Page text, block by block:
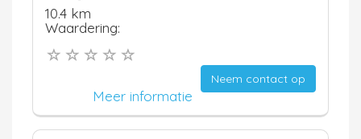
10.4 km
Waardering:
Neem contact op
Meer informatie